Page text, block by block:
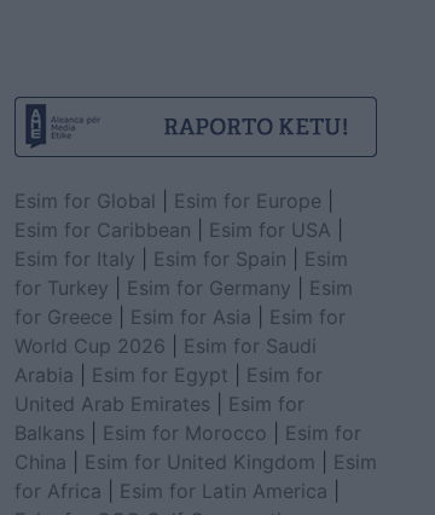
Esim for Global Esim for Europe
Esim for Caribbean
Esim for USA
Esim for Italy
Esim for Spain
Esim
for Turkey
Esim for Germany
Esim
for Greece
Esim for Asia
Esim for
World Cup 2026
Esim for Saudi
Arabia
Esim for Egypt
Esim for
United Arab Emirates
Esim for
Balkans
Esim for Morocco
Esim for
China
Esim for United Kingdom
Esim
for Africa
Esim for Latin America